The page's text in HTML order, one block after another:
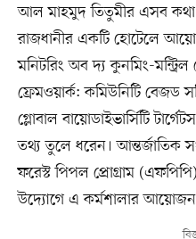
আল মাহমুদ তিতুমীর এসব
রাজধানীর একটি হোটেলে
মনিটরিং অব দ্য কুনমিং-মন্ট্রিল
ফ্রেমওয়ার্ক: কমিউনিটি বেজড
গ্লোবাল বায়োডাইভার্সিটি
তথ্য তুলে ধরেন। আন্তর্জাতিক
ফরেস্ট পিপল প্রোগ্রাম
উদ্যোগে এ কর্মশালার